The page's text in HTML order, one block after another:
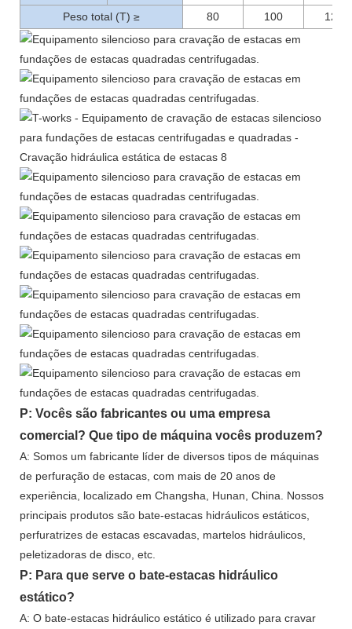
Peso total (T) ≥ 80 100 120
P: Vocês são fabricantes ou uma empresa
comercial? Que tipo de máquina vocês produzem?
A: Somos um fabricante líder de diversos tipos de máquinas
de perfuração de estacas, com mais de 20 anos de
experiência, localizado em Changsha, Hunan, China. Nossos
principais produtos são bate-estacas hidráulicos estáticos,
perfuratrizes de estacas escavadas, martelos hidráulicos,
peletizadoras de disco, etc.
P: Para que serve o bate-estacas hidráulico
estático?
A: O bate-estacas hidráulico estático é utilizado para cravar